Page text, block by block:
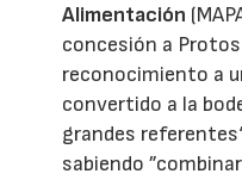
Alimentación
concesión a
reconocimiento a
convertido a la
grandes
sabiendo